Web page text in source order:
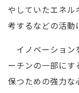
やしていたエネル
考するなどの活動
イノベーション
ーチンの一部にす
保つための強力な